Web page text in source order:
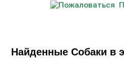
Найденные Собаки в